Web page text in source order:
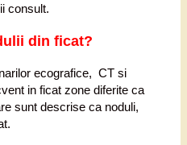
consult.
din ficat?
ecografice, CT si
in ficat zone diferite ca
sunt descrise ca noduli,